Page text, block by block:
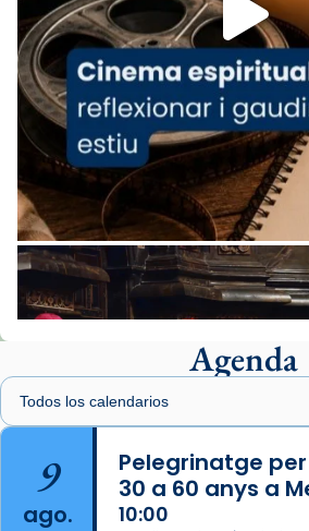
Arquebisbat de
2 weeks ago
«Avui les santes Juliana i
ajuden a alçar la mirada»
Mons. Sergi Gordo, bisbe
presidit aquest 27 de juliol
Santes de Mataró.
🔗tinyurl.com/cvu5jmbk
📸 J. Merino
de Barcelona.
2 weeks ago
Aquest dilluns, 27 de juliol,
Agenda
9
ago.
Pelegrinatge
30 a 60 anys a
10:00